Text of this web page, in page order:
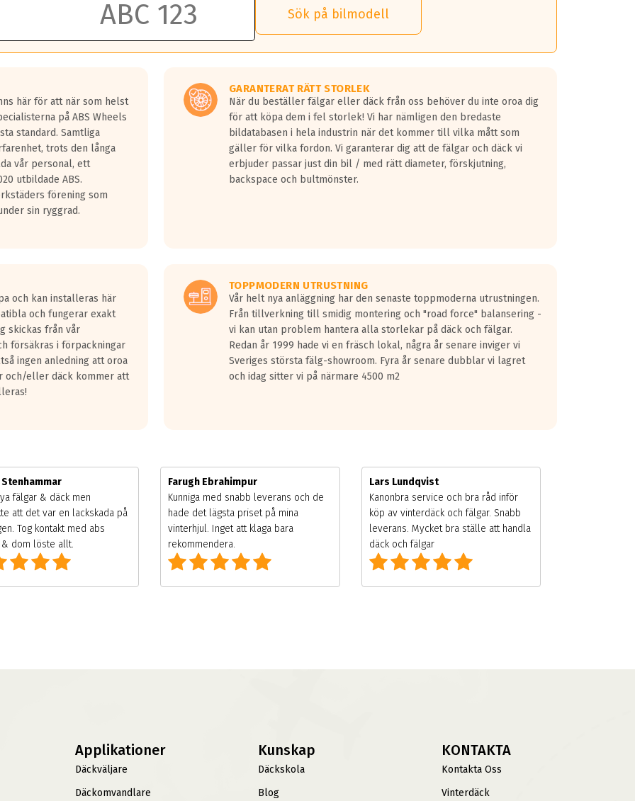
50 liter bränsle med ett klass A däck gentemot ett klass G däck.
vilken rutt du kör, samt vilken körstil du använder.
lastbilar.
på en väg där det ligger 0.5-1.5 mm vatten.
fyra billängder( ca 18meter) mellan däck med betyg A gentemot
överträffa motorljudet.
ett däck med vågar. Hög bullernivå markeras med svarta vågor
kraven som finns i dagsläget, men är inte längre tillåtna enligt nya
Sök på bilmodell
här för att när som helst
på ABS Wheels
standard. Samtliga
trots den långa
vår personal, ett
utbildade ABS.
förening som
sin ryggrad.
GARANTERAT RÄTT STORLEK
När du beställer fälgar eller däck från oss behöver du inte oroa dig
för att köpa dem i fel storlek! Vi har nämligen den bredaste
bildatabasen i hela industrin när det kommer till vilka mått som
gäller för vilka fordon. Vi garanterar dig att de fälgar och däck vi
erbjuder passar just din bil / med rätt diameter, förskjutning,
backspace och bultmönster.
och kan installeras här
och fungerar exakt
skickas från vår
försäkras i förpackningar
ingen anledning att oroa
och/eller däck kommer att
TOPPMODERN UTRUSTNING
Vår helt nya anläggning har den senaste toppmoderna utrustningen.
Från tillverkning till smidig montering och "road force" balansering -
vi kan utan problem hantera alla storlekar på däck och fälgar.
Redan år 1999 hade vi en fräsch lokal, några år senare inviger vi
Sveriges största fälg-showroom. Fyra år senare dubblar vi lagret
och idag sitter vi på närmare 4500 m2
Stenhammar
fälgar & däck men
att det var en lackskada på
Tog kontakt med abs
dom löste allt.
Farugh Ebrahimpur
Kunniga med snabb leverans och de
hade det lägsta priset på mina
vinterhjul. Inget att klaga bara
rekommendera.
Lars Lundqvist
Kanonbra service och bra råd inför
köp av vinterdäck och fälgar. Snabb
leverans. Mycket bra ställe att handla
däck och fälgar
Applikationer
Däckväljare
Däckomvandlare
Kunskap
Däckskola
Blog
KONTAKTA
Kontakta Oss
Vinterdäck